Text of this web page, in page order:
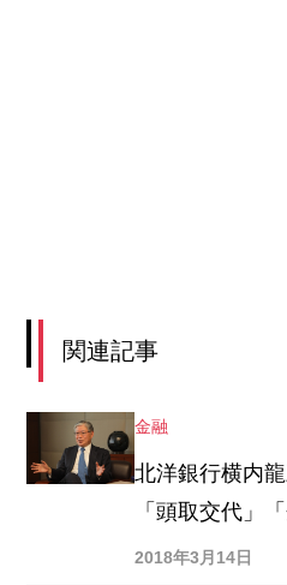
関連記事
金融
北洋銀行横内
「頭取交代」
済への警鐘」
2018年3月14日